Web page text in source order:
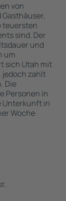
von
teuersten
sind. Der
und
um
sich Utah mit
jedoch zahlt
Die
Personen in
Unterkunft in
Woche